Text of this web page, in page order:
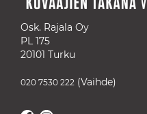
Osk. Rajala Oy
PL 175
20101 Turku
020 7530 222 (Vaihde)